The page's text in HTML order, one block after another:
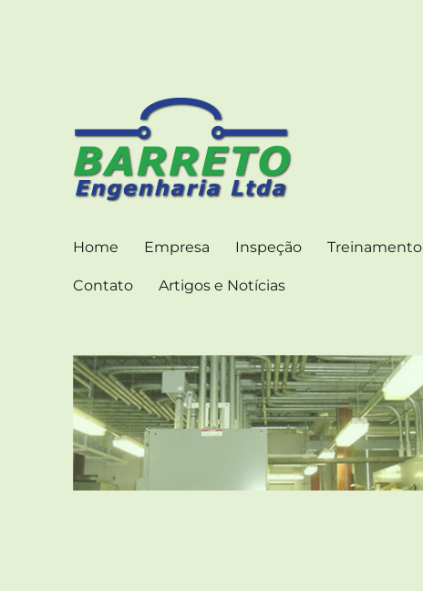
Home Empresa Inspeção Treinamento
Contato Artigos e Notícias